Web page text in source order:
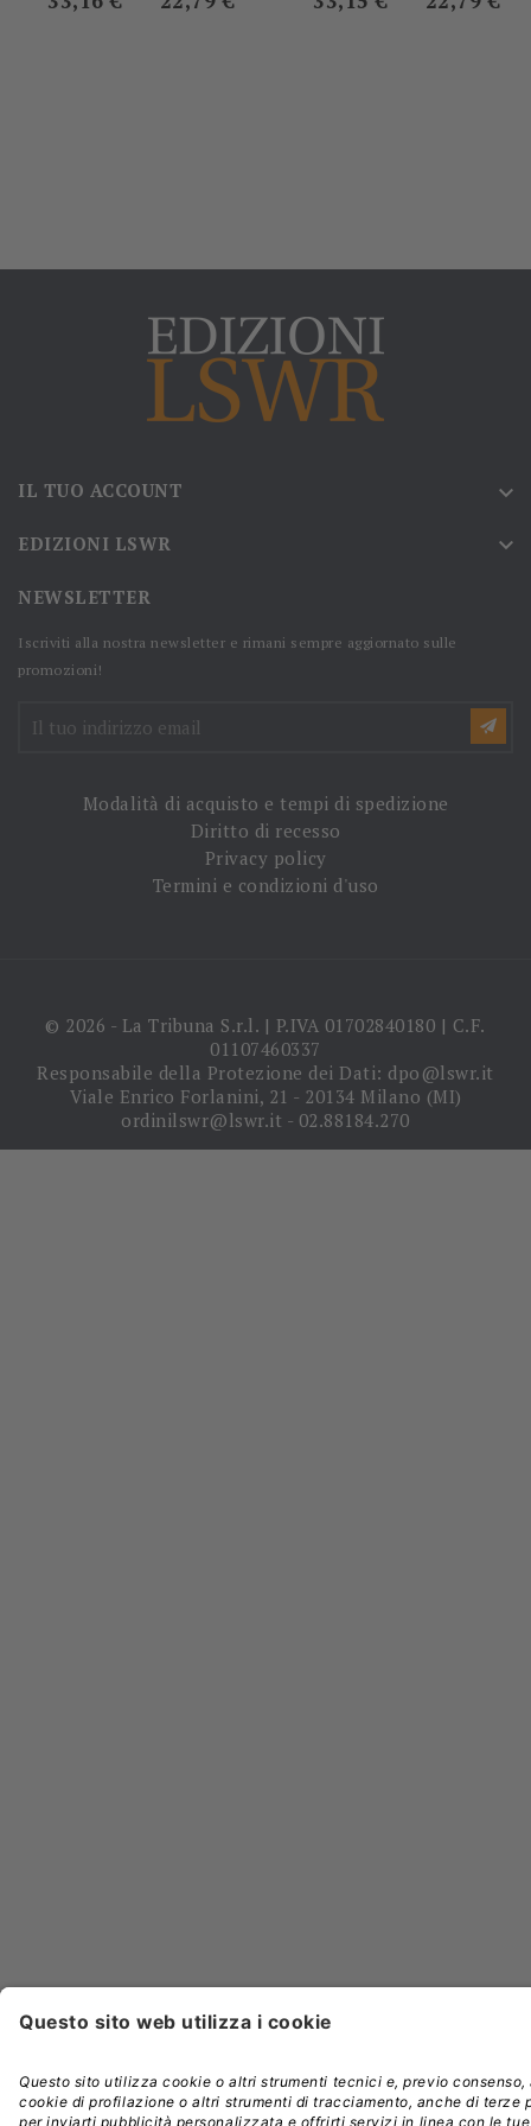
IL TUO ACCOUNT 
EDIZIONI LSWR 
NEWSLETTER
Iscriviti alla nostra newsletter e rimani sempre aggiornato sulle
promozioni!
Modalità di acquisto e tempi di spedizione
Diritto di recesso
Privacy policy
Termini e condizioni d'uso
© 2026 - La Tribuna S.r.l. | P.IVA 01702840180 | C.F.
01107460337
Responsabile della Protezione dei Dati: dpo@lswr.it
Viale Enrico Forlanini, 21 - 20134 Milano (MI)
ordinilswr@lswr.it - 02.88184.270